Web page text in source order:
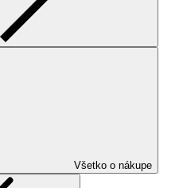
Všetko o nákupe